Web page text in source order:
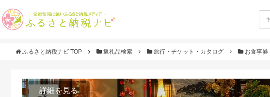
ふるさと納税ナビ TOP 返礼品検索 旅行・チケット・カタログ お食事券
詳細を見る